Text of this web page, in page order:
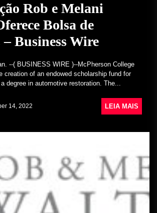
Rob e Melani
Bolsa de
Business Wire
--( BUSINESS WIRE )--McPherson College
creation of an endowed scholarship fund for
degree in automotive restoration. The...
14, 2022 LEIA MAIS